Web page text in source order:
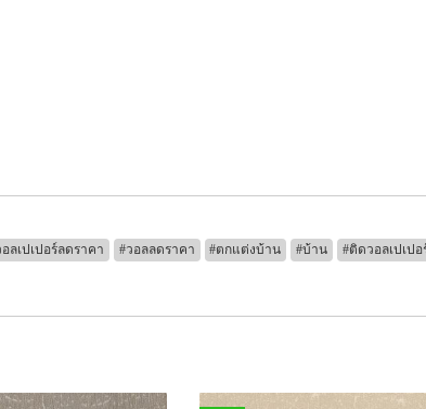
อลเปเปอร์ลดราคา #วอลลดราคา #ตกแต่งบ้าน #บ้าน #ติดวอลเปเปอ